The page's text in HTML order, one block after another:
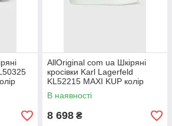
AllOriginal com ua Шкіряні
кросівки Karl Lagerfeld
KL52215 MAXI KUP колір
чорний РОЗМІРИ
ЗАПИТУЙТЕ
В наявності
8 698 ₴